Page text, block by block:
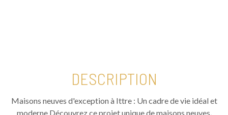
DESCRIPTION
Maisons neuves d'exception à Ittre : Un cadre de vie idéal et
moderne Découvrez ce projet unique de maisons neuves,